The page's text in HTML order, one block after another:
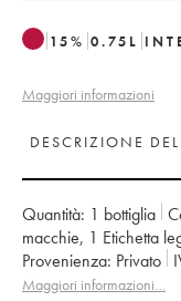
15% 0.75 L
Maggiori informazioni
DESCRIZIONE
Quantità: 1 bottiglia
macchie, 1 Etichetta
Provenienza:
privato
Denominazione:
Maggiori informazioni…